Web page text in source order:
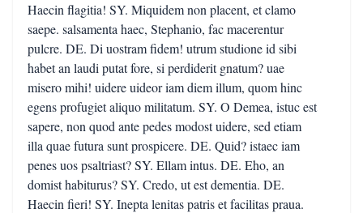
Haecin flagitia! SY. Miquidem non placent, et clamo
saepe. salsamenta haec, Stephanio, fac macerentur
pulcre. DE. Di uostram fidem! utrum studione id sibi
habet an laudi putat fore, si perdiderit gnatum? uae
misero mihi! uidere uideor iam diem illum, quom hinc
egens profugiet aliquo militatum. SY. O Demea, istuc est
sapere, non quod ante pedes modost uidere, sed etiam
illa quae futura sunt prospicere. DE. Quid? istaec iam
penes uos psaltriast? SY. Ellam intus. DE. Eho, an
domist habiturus? SY. Credo, ut est dementia. DE.
Haecin fieri! SY. Inepta lenitas patris et facilitas praua.